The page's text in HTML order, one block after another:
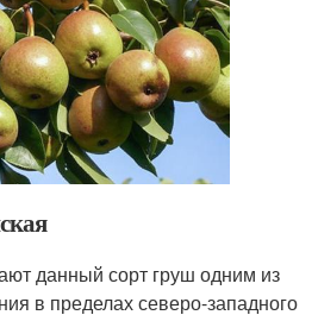
данный сорт груш одним из
в пределах северо-западного